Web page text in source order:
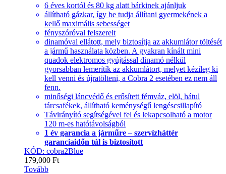
6 éves kortól és 80 kg alatt bárkinek ajánljuk
állítható gázkar, így be tudja állítani gyermekének a
kellő maximális sebességet
fényszóróval felszerelt
dinamóval ellátott, mely biztosítja az akkumlátor töltését
a jármű használata közben. A gyakran kínált mini
quadok elektromos gyújtással dinamó nélkül
gyorsabban lemerítík az akkumlátort, melyet kézileg ki
kell venni és újratölteni, a Cobra 2 esetében ez nem áll
fenn.
minőségi láncvédő és erősített fémváz, elöl, hátul
tárcsafékek, állítható keménységű lengéscsillapító
Távirányító segítségével fel és lekapcsolható a motor
120 m-es hatótávolságból
1 év garancia a járműre – szervízháttér
garanciaidőn túl is biztosított
KÓD: cobra2Blue
179,000 Ft
Tovább